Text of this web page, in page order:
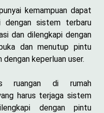
kemampuan dapat
dengan sistem terbaru
dan dilengkapi dengan
dan menutup pintu
dengan keperluan user.
ruangan di rumah
harus terjaga sistem
dengan pintu